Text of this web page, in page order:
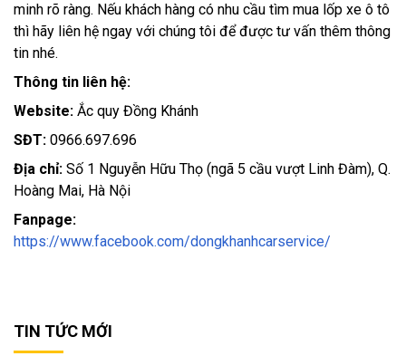
minh rõ ràng. Nếu khách hàng có nhu cầu tìm mua lốp xe ô tô
thì hãy liên hệ ngay với chúng tôi để được tư vấn thêm thông
tin nhé.
Thông tin liên hệ:
Website: Ắc quy Đồng Khánh
SĐT: 0966.697.696
Địa chỉ: Số 1 Nguyễn Hữu Thọ (ngã 5 cầu vượt Linh Đàm), Q.
Hoàng Mai, Hà Nội
Fanpage:
https://www.facebook.com/dongkhanhcarservice/
TIN TỨC MỚI